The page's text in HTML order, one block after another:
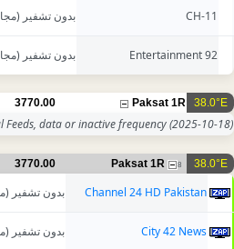
CH-11 بدون تشفير
92 Entertainment بدون تشفير
38.0°E
Paksat 1R
3770.00
Feeds, data or inactive frequency(2025-10-18)
38.0°E
Paksat 1R 8
3770.00
Channel 24 HD Pakistan بدون تشفير
City 42 News بدون تشفير